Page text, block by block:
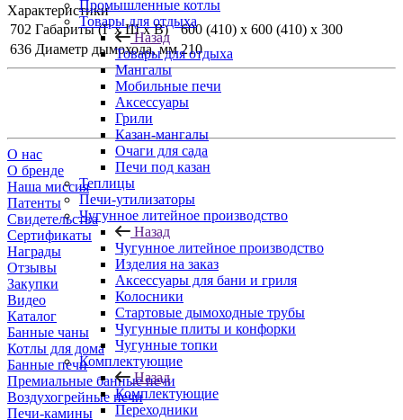
Промышленные котлы
Товары для отдыха
Назад
Товары для отдыха
Мангалы
Мобильные печи
Аксессуары
Грили
Казан-мангалы
Очаги для сада
Печи под казан
Теплицы
Печи-утилизаторы
Чугунное литейное производство
Назад
Чугунное литейное производство
Изделия на заказ
Аксессуары для бани и гриля
Колосники
Стартовые дымоходные трубы
Чугунные плиты и конфорки
Чугунные топки
Комплектующие
Назад
Комплектующие
Переходники
Характеристики
702 Габариты (Г х Ш х В)
600 (410) х 600 (410) х 300
636 Диаметр дымохода, мм 210
О нас
О бренде
Наша миссия
Патенты
Свидетельства
Сертификаты
Награды
Отзывы
Закупки
Видео
Каталог
Банные чаны
Котлы для дома
Банные печи
Премиальные банные печи
Воздухогрейные печи
Печи-камины